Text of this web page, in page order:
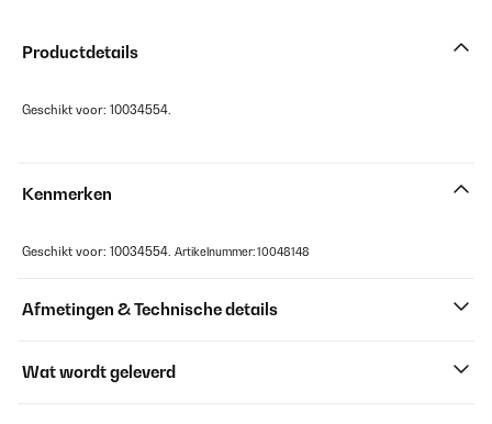
Productdetails
Geschikt voor: 10034554.
Kenmerken
Geschikt voor: 10034554. Artikelnummer: 10048148
Afmetingen & Technische details
Wat wordt geleverd